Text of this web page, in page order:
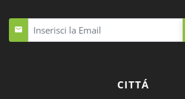
CITTÁ